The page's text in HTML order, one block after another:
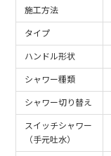
施工方法
タイプ
ハンドル形状
シャワー種類
シャワー切り替え
スイッチシャワー
（手元吐水）